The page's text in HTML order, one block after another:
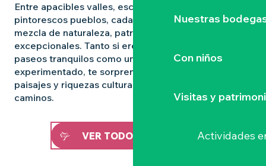
Nuestras
Con niños
Visitas y
Actividades
Entre apacibles valles, escarpadas laderas y
pintorescos pueblos, cada sendero ofrece una
mezcla de naturaleza, patrimonio y panoramas
excepcionales. Tanto si eres un amante de los
paseos tranquilos como un excursionista
experimentado, te sorprenderá la diversidad de
paisajes y riquezas culturales que jalonan nuestros
caminos.
VER TODOS LOS PASEOS